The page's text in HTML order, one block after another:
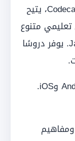
النسخة المتنقلة من منصة Codecademy، يتيح
متنوع
يشمل HTML، وCSS، وJavaScript. يوفر دروسًا